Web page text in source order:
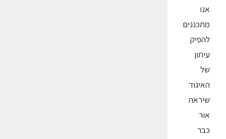
אנו
מתכננים
להפיק
עיתון
של
האיגוד
שיראה
אור
כבר